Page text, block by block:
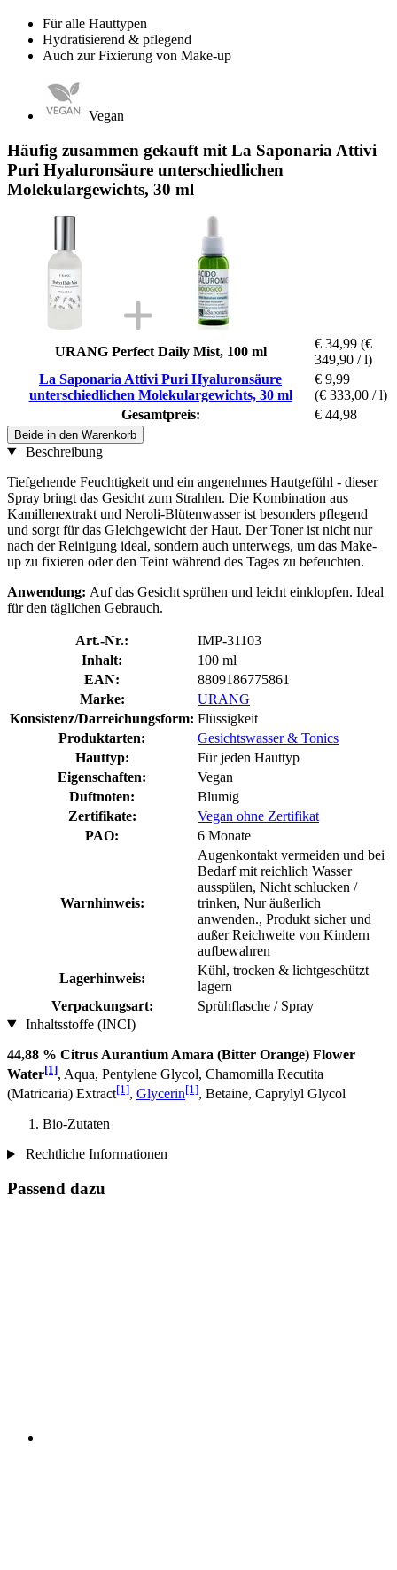
Für alle Hauttypen
Hydratisierend & pflegend
Auch zur Fixierung von Make-up
Vegan
Häufig zusammen gekauft mit La Saponaria Attivi
Puri Hyaluronsäure unterschiedlichen
Molekulargewichts, 30 ml
URANG Perfect Daily Mist, 100 ml
€ 34,99 (€
349,90 / l)
La Saponaria Attivi Puri Hyaluronsäure
unterschiedlichen Molekulargewichts, 30 ml
€ 9,99
(€ 333,00 / l)
Gesamtpreis:
€ 44,98
Beide in den Warenkorb
Beschreibung
Tiefgehende Feuchtigkeit und ein angenehmes Hautgefühl - dieser
Spray bringt das Gesicht zum Strahlen. Die Kombination aus
Kamillenextrakt und Neroli-Blütenwasser ist besonders pflegend
und sorgt für das Gleichgewicht der Haut. Der Toner ist nicht nur
nach der Reinigung ideal, sondern auch unterwegs, um das Make-
up zu fixieren oder den Teint während des Tages zu befeuchten.
Anwendung: Auf das Gesicht sprühen und leicht einklopfen. Ideal
für den täglichen Gebrauch.
Art.-Nr.:
IMP-31103
Inhalt:
100 ml
EAN:
8809186775861
Marke:
URANG
Konsistenz/Darreichungsform: Flüssigkeit
Produktarten:
Gesichtswasser & Tonics
Hauttyp:
Für jeden Hauttyp
Eigenschaften:
Vegan
Duftnoten:
Blumig
Zertifikate:
Vegan ohne Zertifikat
PAO:
6 Monate
Warnhinweis:
Augenkontakt vermeiden und bei
Bedarf mit reichlich Wasser
ausspülen, Nicht schlucken /
trinken, Nur äußerlich
anwenden., Produkt sicher und
außer Reichweite von Kindern
aufbewahren
Lagerhinweis:
Kühl, trocken & lichtgeschützt
lagern
Verpackungsart:
Sprühflasche / Spray
Inhaltsstoffe (INCI)
44,88 % Citrus Aurantium Amara (Bitter Orange) Flower
Water[1], Aqua, Pentylene Glycol, Chamomilla Recutita
(Matricaria) Extract[1], Glycerin[1], Betaine, Caprylyl Glycol
Bio-Zutaten
Rechtliche Informationen
Passend dazu